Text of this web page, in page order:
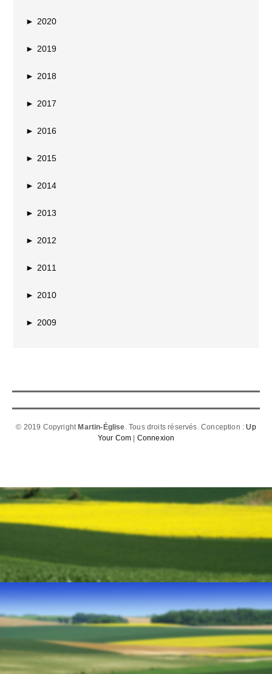
► 2020
► 2019
► 2018
► 2017
► 2016
► 2015
► 2014
► 2013
► 2012
► 2011
► 2010
► 2009
© 2019 Copyright Martin-Église. Tous droits réservés. Conception : Up
Your Com
Connexion